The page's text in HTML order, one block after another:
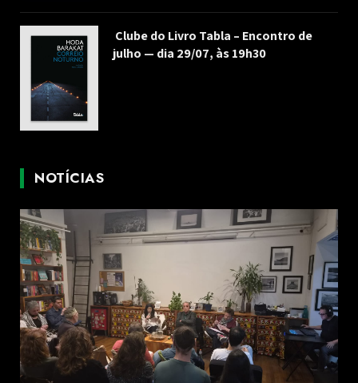
Clube do Livro Tabla – Encontro de
julho — dia 29/07, às 19h30
NOTÍCIAS